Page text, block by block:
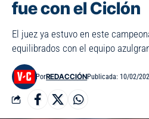
fue con el Ciclón
El juez ya estuvo en este
equilibrados con el equipo
PorREDACCIÓNPublicada: 10/02/